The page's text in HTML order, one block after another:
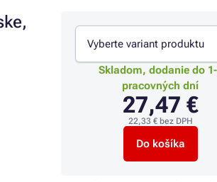
Vyberte variant produktu
Skladom, dodanie do
pracovných dní
27,47 €
22,33 €bez DPH
Do košíka